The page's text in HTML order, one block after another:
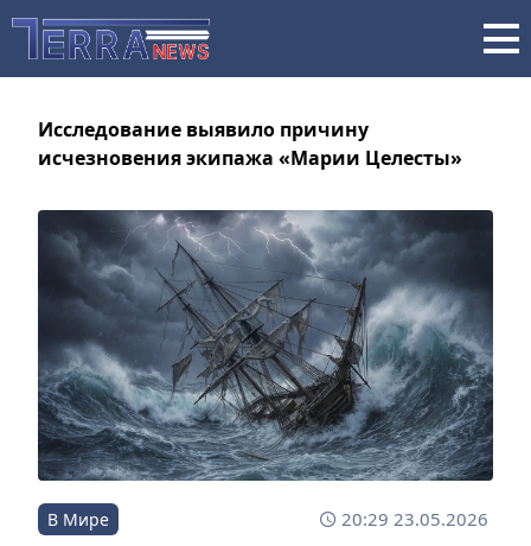
Исследование выявило причину
исчезновения экипажа «Марии Целесты»
В Мире 20:29 23.05.2026